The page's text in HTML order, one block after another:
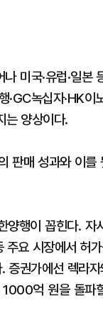
미국·유럽·일본
녹십자·HK이
는 양상이다.
판매 성과와 이를
양행이 꼽힌다. 자
주요 시장에서 허
증권가에선 렉라
억 원을 돌파